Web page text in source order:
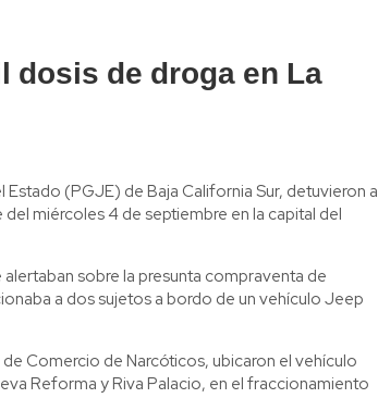
dosis de droga en La
(PGJE) de Baja California Sur, detuvieron a
miércoles 4 de septiembre en la capital del
sobre la presunta compraventa de
a dos sujetos a bordo de un vehículo Jeep
Comercio de Narcóticos, ubicaron el vehículo
Reforma y Riva Palacio, en el fraccionamiento